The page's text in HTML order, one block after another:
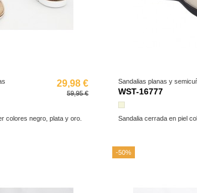
29,98 €
59,95 €
colores negro, plata y oro.
Sandalias planas y
WST-16777
Beige
Sandalia cerrada en piel
-50%